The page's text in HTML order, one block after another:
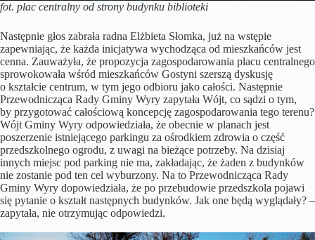
fot. plac centralny od strony budynku biblioteki
Następnie głos zabrała radna Elżbieta Słomka, już na wstępie
zapewniając, że każda inicjatywa wychodząca od mieszkańców jest
cenna. Zauważyła, że propozycja zagospodarowania placu centralnego
sprowokowała wśród mieszkańców Gostyni szerszą dyskusję
o kształcie centrum, w tym jego odbioru jako całości. Następnie
Przewodnicząca Rady Gminy Wyry zapytała Wójt, co sądzi o tym,
by przygotować całościową koncepcję zagospodarowania tego terenu?
Wójt Gminy Wyry odpowiedziała, że obecnie w planach jest
poszerzenie istniejącego parkingu za ośrodkiem zdrowia o część
przedszkolnego ogrodu, z uwagi na bieżące potrzeby. Na dzisiaj
innych miejsc pod parking nie ma, zakładając, że żaden z budynków
nie zostanie pod ten cel wyburzony. Na to Przewodnicząca Rady
Gminy Wyry dopowiedziała, że po przebudowie przedszkola pojawi
się pytanie o kształt następnych budynków. Jak one będą wyglądały? –
zapytała, nie otrzymując odpowiedzi.